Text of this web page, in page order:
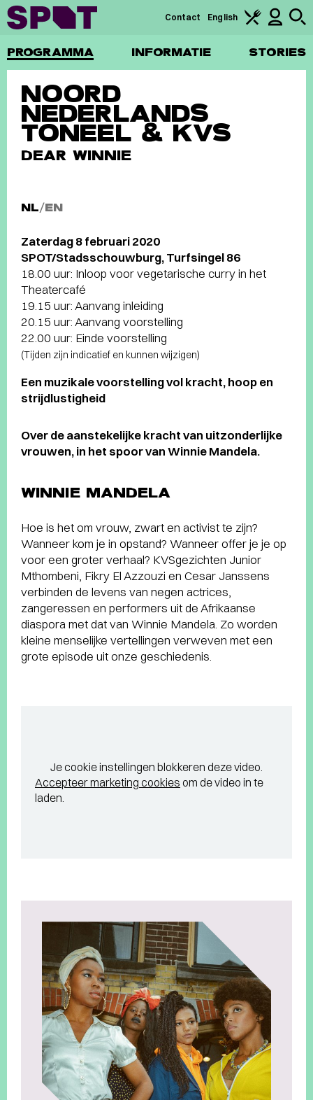
PROGRAMMA INFORMATIE STORIES
Contact English
NOORD
NEDERLANDS
TONEEL & KVS
DEAR WINNIE
NL/EN
Zaterdag 8 februari 2020
SPOT/Stadsschouwburg, Turfsingel 86
18.00 uur: Inloop voor vegetarische curry in het
Theatercafé
19.15 uur: Aanvang inleiding
20.15 uur: Aanvang voorstelling
22.00 uur: Einde voorstelling
(Tijden zijn indicatief en kunnen wijzigen)
Een muzikale voorstelling vol kracht, hoop en
strijdlustigheid
Over de aanstekelijke kracht van uitzonderlijke
vrouwen, in het spoor van Winnie Mandela.
WINNIE MANDELA
Hoe is het om vrouw, zwart en activist te zijn?
Wanneer kom je in opstand? Wanneer offer je je op
voor een groter verhaal? KVSgezichten Junior
Mthombeni, Fikry El Azzouzi en Cesar Janssens
verbinden de levens van negen actrices,
zangeressen en performers uit de Afrikaanse
diaspora met dat van Winnie Mandela. Zo worden
kleine menselijke vertellingen verweven met een
grote episode uit onze geschiedenis.
Je cookie instellingen blokkeren deze video.
Accepteer marketing cookies om de video in te
laden.